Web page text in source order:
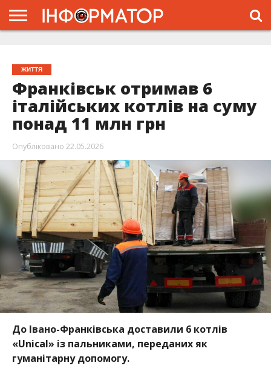
ЖИТТЯ
Франківськ отримав 6
італійських котлів на суму
понад 11 млн грн
Опубліковано 22.05.2026
До Івано-Франківська доставили 6 котлів
«Unical» із пальниками, переданих як
гуманітарну допомогу.